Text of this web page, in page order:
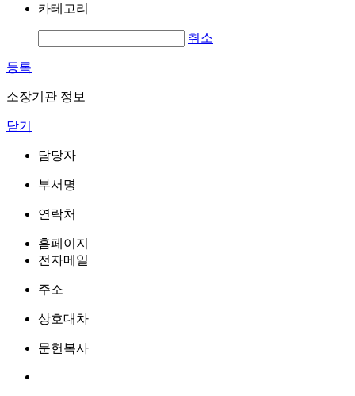
카테고리
취소
등록
소장기관 정보
닫기
담당자
부서명
연락처
홈페이지
전자메일
주소
상호대차
문헌복사